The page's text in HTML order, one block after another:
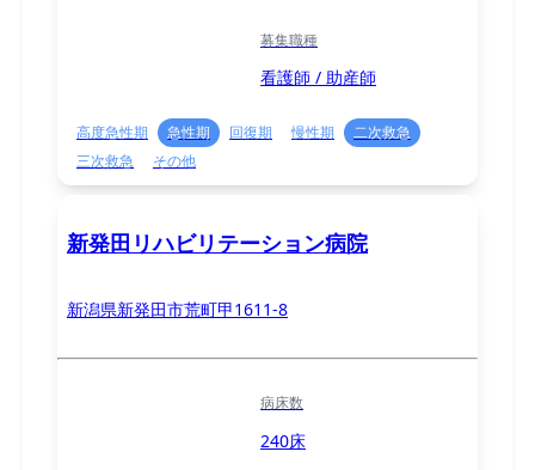
募集職種
看護師 / 助産師
高度急性期 急性期 回復期 慢性期
二次救急
三次救急
その他
新発田リハビリテーション病院
新潟県新発田市荒町甲1611-8
病床数
240床